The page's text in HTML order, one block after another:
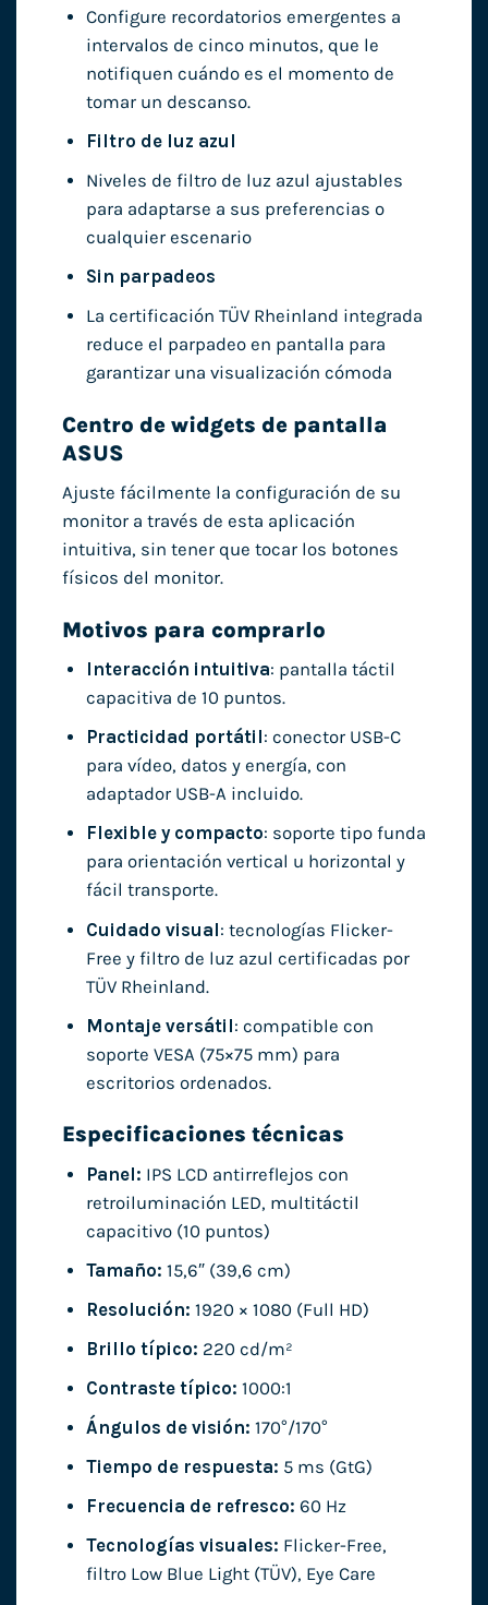
Configure recordatorios emergentes a
intervalos de cinco minutos, que le
notifiquen cuándo es el momento de
tomar un descanso.
Filtro de luz azul
Niveles de filtro de luz azul ajustables
para adaptarse a sus preferencias o
cualquier escenario
Sin parpadeos
La certificación TÜV Rheinland integrada
reduce el parpadeo en pantalla para
garantizar una visualización cómoda
Centro de widgets de pantalla
ASUS
Ajuste fácilmente la configuración de su
monitor a través de esta aplicación
intuitiva, sin tener que tocar los botones
físicos del monitor.
Motivos para comprarlo
Interacción intuitiva: pantalla táctil
capacitiva de 10 puntos.
Practicidad portátil : conector USB-C
para vídeo, datos y energía, con
adaptador USB-A incluido.
Flexible y compacto: soporte tipo funda
para orientación vertical u horizontal y
fácil transporte.
Cuidado visual: tecnologías Flicker-
Free y filtro de luz azul certificadas por
TÜV Rheinland.
Montaje versátil: compatible con
soporte VESA (75×75 mm) para
escritorios ordenados.
Especificaciones técnicas
Panel: IPS LCD antirreflejos con
retroiluminación LED, multitáctil
capacitivo (10 puntos)
Tamaño: 15,6″ (39,6 cm)
Resolución: 1920 × 1080 (Full HD)
Brillo típico: 220 cd/m²
Contraste típico: 1000:1
Ángulos de visión: 170°/170°
Tiempo de respuesta: 5 ms (GtG)
Frecuencia de refresco: 60 Hz
Tecnologías visuales: Flicker-Free,
filtro Low Blue Light (TÜV), Eye Care